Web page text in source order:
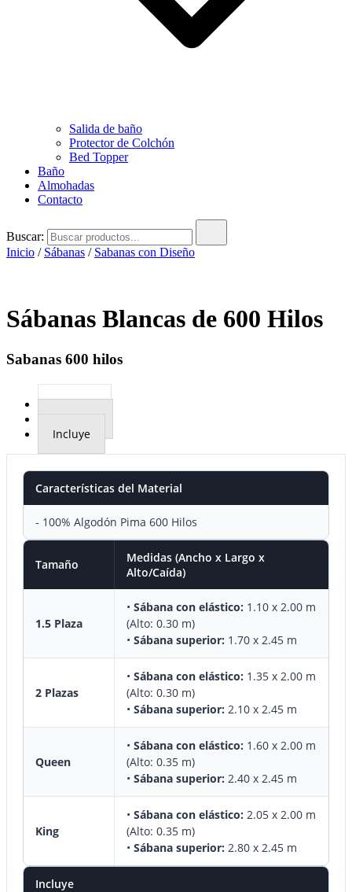
Salida de baño
Protector de Colchón
Bed Topper
Baño
Almohadas
Contacto
Buscar:
Inicio / Sábanas / Sabanas con Diseño
Sábanas Blancas de 600 Hilos
Sabanas 600 hilos
Material
Incluye
Características del Material
- 100% Algodón Pima 600 Hilos
Tamaño
Medidas (Ancho x Largo x
Alto/Caída)
1.5 Plaza
• Sábana con elástico: 1.10 x 2.00 m
(Alto: 0.30 m)
• Sábana superior: 1.70 x 2.45 m
2 Plazas
• Sábana con elástico: 1.35 x 2.00 m
(Alto: 0.30 m)
• Sábana superior: 2.10 x 2.45 m
Queen
• Sábana con elástico: 1.60 x 2.00 m
(Alto: 0.35 m)
• Sábana superior: 2.40 x 2.45 m
King
• Sábana con elástico: 2.05 x 2.00 m
(Alto: 0.35 m)
• Sábana superior: 2.80 x 2.45 m
Incluye